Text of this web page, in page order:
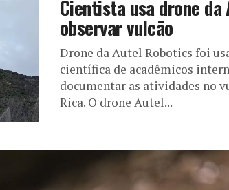
Cientista usa drone
observar vulcão
Drone da Autel Robotics foi
científica de acadêmicos
documentar as atividades no
Rica. O drone Autel...